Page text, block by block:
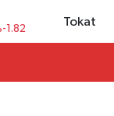
1.82
Tokat